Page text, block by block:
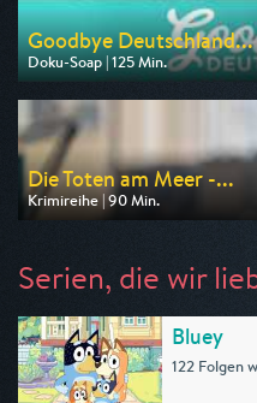
Goodbye Deutschland...
Doku-Soap | 125 Min.
Ausgestrahlt von VOX
am 10.08.2026, 20:15
Die Toten am Meer -...
Krimireihe | 90 Min.
Ausgestrahlt von ARD
Serien, die wir
Bluey
122 Folgen